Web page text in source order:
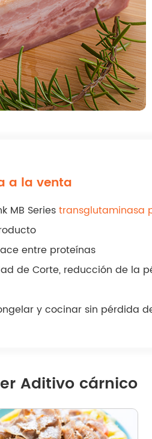
a la venta
MB Seriestransglutaminasa
entre proteínas
de Corte, reducción de la
y cocinar sin pérdida
Aditivo cárnico